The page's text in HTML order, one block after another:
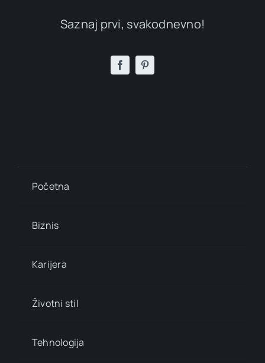
Saznaj prvi, svakodnevno!
Početna
Biznis
Karijera
Životni stil
Tehnologija